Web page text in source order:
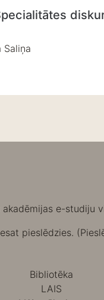
Saliņa
akadēmijas e-studiju
pieslēdzies. (
Bibliotēka
LAIS